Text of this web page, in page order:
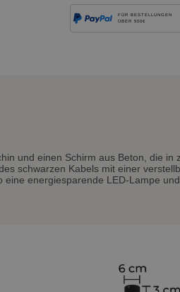
FÜR BESTELLUNGEN
ÜBER 500€
und einen Schirm aus Beton, die in
schwarzen Kabels mit einer
energiesparende LED-Lampe